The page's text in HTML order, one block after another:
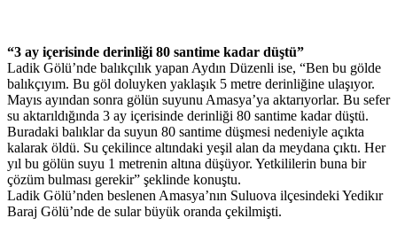
“3 ay içerisinde derinliği 80 santime kadar düştü”
Ladik Gölü’nde balıkçılık yapan Aydın Düzenli ise, “Ben bu gölde
balıkçıyım. Bu göl doluyken yaklaşık 5 metre derinliğine ulaşıyor.
Mayıs ayından sonra gölün suyunu Amasya’ya aktarıyorlar. Bu sefer
su aktarıldığında 3 ay içerisinde derinliği 80 santime kadar düştü.
Buradaki balıklar da suyun 80 santime düşmesi nedeniyle açıkta
kalarak öldü. Su çekilince altındaki yeşil alan da meydana çıktı. Her
yıl bu gölün suyu 1 metrenin altına düşüyor. Yetkililerin buna bir
çözüm bulması gerekir” şeklinde konuştu.
Ladik Gölü’nden beslenen Amasya’nın Suluova ilçesindeki Yedikır
Baraj Gölü’nde de sular büyük oranda çekilmişti.